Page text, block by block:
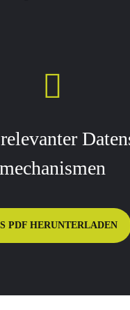

me­cha­nismen
PDF HERUN­TER­LADEN